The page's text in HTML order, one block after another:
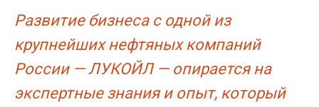
Развитие бизнеса с одной из
крупнейших нефтяных компаний
России — ЛУКОЙЛ — опирается на
экспертные знания и опыт, который